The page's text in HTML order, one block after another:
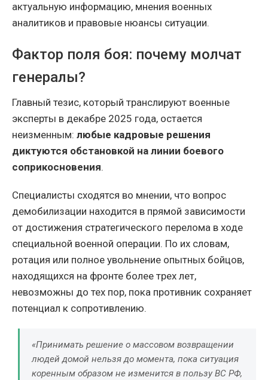
актуальную информацию, мнения военных
аналитиков и правовые нюансы ситуации.
Фактор поля боя: почему молчат
генералы?
Главный тезис, который транслируют военные
эксперты в декабре 2025 года, остается
неизменным: любые кадровые решения
диктуются обстановкой на линии боевого
соприкосновения.
Специалисты сходятся во мнении, что вопрос
демобилизации находится в прямой зависимости
от достижения стратегического перелома в ходе
специальной военной операции. По их словам,
ротация или полное увольнение опытных бойцов,
находящихся на фронте более трех лет,
невозможны до тех пор, пока противник сохраняет
потенциал к сопротивлению.
«Принимать решение о массовом возвращении
людей домой нельзя до момента, пока ситуация
коренным образом не изменится в пользу ВС РФ,